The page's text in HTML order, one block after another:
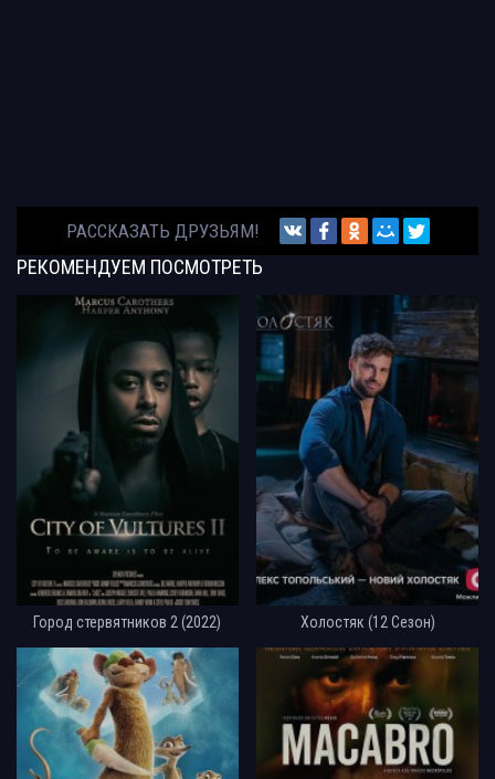
РАССКАЗАТЬ ДРУЗЬЯМ!
РЕКОМЕНДУЕМ ПОСМОТРЕТЬ
Город стервятников 2 (2022) Холостяк (12 Сезон)